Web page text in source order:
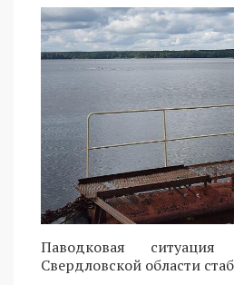
Паводковая
Свердловской области